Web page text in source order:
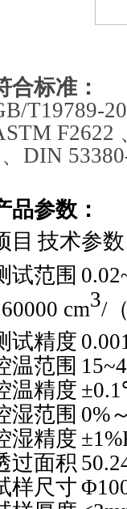
合标准：
T19789-
F2622
DIN
品参数 ：
目 技术参数
试范围
cm3/
试精度
温范围
温精度 ±0.1
湿范围 0%
湿精度 ±
过面积
样尺寸